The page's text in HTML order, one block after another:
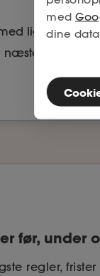
lignende
næste
før, under
regler,
med
dine